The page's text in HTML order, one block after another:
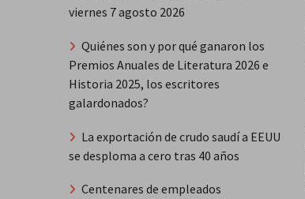
viernes 7 agosto 2026
Quiénes son y por qué ganaron los
Premios Anuales de Literatura 2026 e
Historia 2025, los escritores
galardonados?
La exportación de crudo saudí a EEUU
se desploma a cero tras 40 años
Centenares de empleados